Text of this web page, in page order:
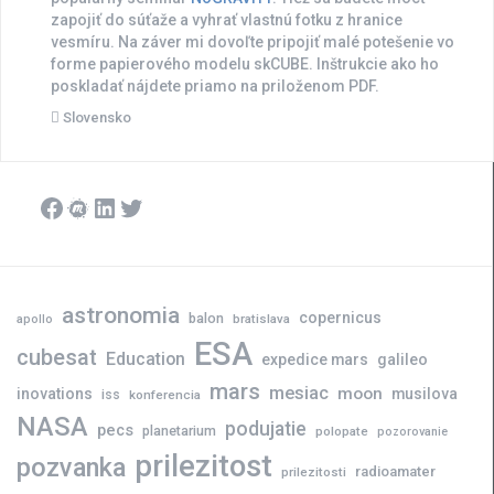
zapojiť do súťaže a vyhrať vlastnú fotku z hranice
vesmíru. Na záver mi dovoľte pripojiť malé potešenie vo
forme papierového modelu skCUBE. Inštrukcie ako ho
poskladať nájdete priamo na priloženom PDF.
Slovensko
Facebook
Meetup
LinkedIn
Twitter
apollo astronomia balon bratislava copernicus
cubesat Education ESA expedice mars
galileo
inovations iss konferencia mars mesiac moon musilova
NASA pecs planetarium podujatie polopate pozorovanie
pozvanka prilezitost prilezitosti radioamater